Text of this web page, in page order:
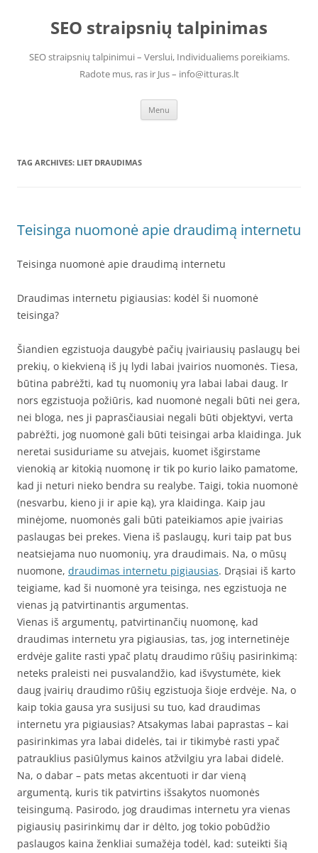
contentSEO straipsnių talpinimas
SEO straipsnių talpinimui – Verslui, Individualiems poreikiams.
Radote mus, ras ir Jus – info@itturas.lt
Menu
TAG ARCHIVES: LIET DRAUDIMAS
Teisinga nuomonė apie draudimą internetu
Teisinga nuomonė apie draudimą internetu
Draudimas internetu pigiausias: kodėl ši nuomonė
teisinga?
Šiandien egzistuoja daugybė pačių įvairiausių paslaugų bei
prekių, o kiekvieną iš jų lydi labai įvairios nuomonės. Tiesa,
būtina pabrėžti, kad tų nuomonių yra labai labai daug. Ir
nors egzistuoja požiūris, kad nuomonė negali būti nei gera,
nei bloga, nes ji paprasčiausiai negali būti objektyvi, verta
pabrėžti, jog nuomonė gali būti teisingai arba klaidinga. Juk
neretai susiduriame su atvejais, kuomet išgirstame
vienokią ar kitokią nuomonę ir tik po kurio laiko pamatome,
kad ji neturi nieko bendra su realybe. Taigi, tokia nuomonė
(nesvarbu, kieno ji ir apie ką), yra klaidinga. Kaip jau
minėjome, nuomonės gali būti pateikiamos apie įvairias
paslaugas bei prekes. Viena iš paslaugų, kuri taip pat bus
neatsiejama nuo nuomonių, yra draudimais. Na, o mūsų
nuomone, draudimas internetu pigiausias. Drąsiai iš karto
teigiame, kad ši nuomonė yra teisinga, nes egzistuoja ne
vienas ją patvirtinantis argumentas.
Vienas iš argumentų, patvirtinančių nuomonę, kad
draudimas internetu yra pigiausias, tas, jog internetinėje
erdvėje galite rasti ypač platų draudimo rūšių pasirinkimą:
neteks praleisti nei pusvalandžio, kad išvystumėte, kiek
daug įvairių draudimo rūšių egzistuoja šioje erdvėje. Na, o
kaip tokia gausa yra susijusi su tuo, kad draudimas
internetu yra pigiausias? Atsakymas labai paprastas – kai
pasirinkimas yra labai didelės, tai ir tikimybė rasti ypač
patrauklius pasiūlymus kainos atžvilgiu yra labai didelė.
Na, o dabar – pats metas akcentuoti ir dar vieną
argumentą, kuris tik patvirtins išsakytos nuomonės
teisingumą. Pasirodo, jog draudimas internetu yra vienas
pigiausių pasirinkimų dar ir dėlto, jog tokio pobūdžio
paslaugos kaina ženkliai sumažėja todėl, kad: suteikti šią